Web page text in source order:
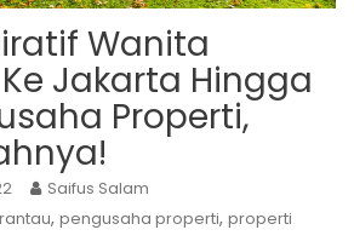
Wanita
Jakarta Hingga
Properti,
Saifus Salam
, pengusaha properti, properti